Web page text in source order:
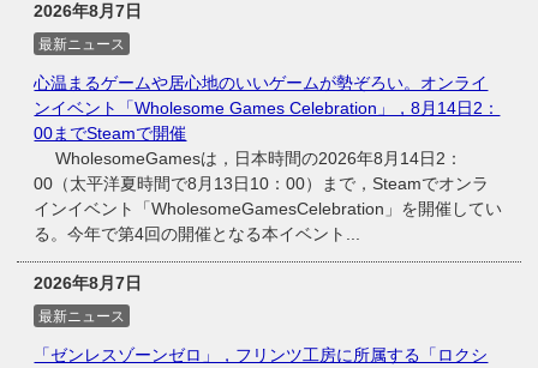
2026年8月7日
最新ニュース
心温まるゲームや居心地のいいゲームが勢ぞろい。オンライ
ンイベント「Wholesome Games Celebration」，8月14日2：
00までSteamで開催
WholesomeGamesは，日本時間の2026年8月14日2：
00（太平洋夏時間で8月13日10：00）まで，Steamでオンラ
インイベント「WholesomeGamesCelebration」を開催してい
る。今年で第4回の開催となる本イベント...
2026年8月7日
最新ニュース
「ゼンレスゾーンゼロ」，フリンツ工房に所属する「ロクシ